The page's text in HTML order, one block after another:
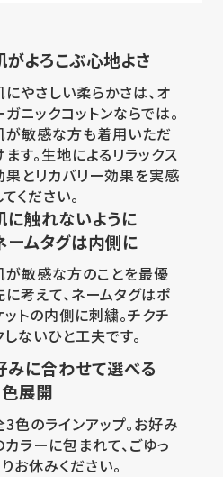
がよろこぶ心地よさ
にやさしい柔らかさは、オ
ガニックコットンならでは。
が敏感な方も着用いただ
ます。生地によるリラックス
果とリカバリー効果を実感
ください。
に触れないように
ームタグは内側に
が敏感な方のことを最優
に考えて、ネームタグはポ
ットの内側に刺繍。チクチ
しないひと工夫です。
みに合わせて選べる
展開
3色のラインアップ。お好み
カラーに包まれて、ごゆっ
お休みください。